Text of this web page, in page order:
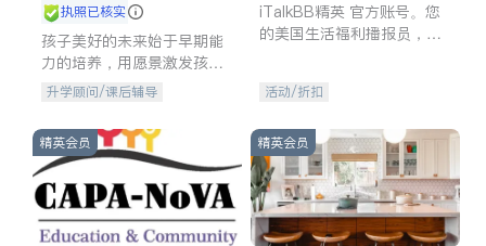
执照已核实
孩子美好的未来始于早期能
力的培养，用愿景激发孩子
的学习潜力和动力。理念：
石。
升学顾问/课后辅导
iTalkBB精英 官方账号。您
的美国生活福利播报员，精
专属福利。
活动/折扣
精英会员 精英会员